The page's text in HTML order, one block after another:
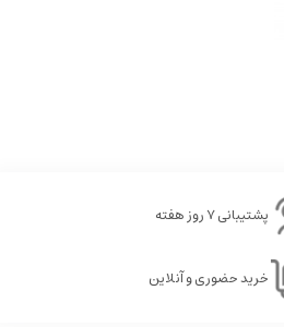
پشتیبانی ۷ روز هفته
خرید حضوری و آنلاین